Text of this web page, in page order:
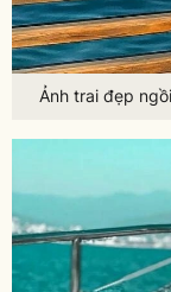
Ảnh trai đẹp